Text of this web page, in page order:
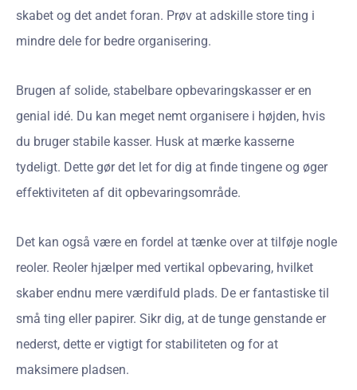
skabet og det andet foran. Prøv at adskille store ting i
mindre dele for bedre organisering.
Brugen af solide, stabelbare opbevaringskasser er en
genial idé. Du kan meget nemt organisere i højden, hvis
du bruger stabile kasser. Husk at mærke kasserne
tydeligt. Dette gør det let for dig at finde tingene og øger
effektiviteten af dit opbevaringsområde.
Det kan også være en fordel at tænke over at tilføje nogle
reoler. Reoler hjælper med vertikal opbevaring, hvilket
skaber endnu mere værdifuld plads. De er fantastiske til
små ting eller papirer. Sikr dig, at de tunge genstande er
nederst, dette er vigtigt for stabiliteten og for at
maksimere pladsen.